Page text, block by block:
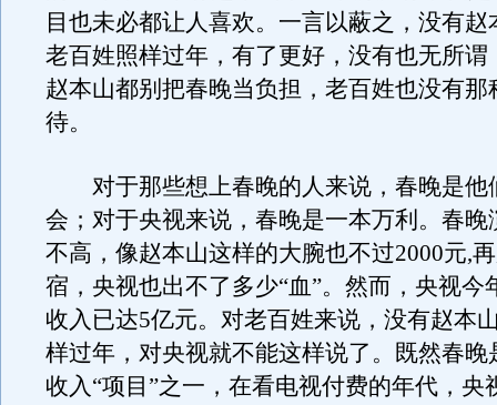
目也未必都让人喜欢。一言以蔽之，没有赵
老百姓照样过年，有了更好，没有也无所谓
赵本山都别把春晚当负担，老百姓也没有那
待。
对于那些想上春晚的人来说，春晚是他
会；对于央视来说，春晚是一本万利。春晚
不高，像赵本山这样的大腕也不过2000元,
宿，央视也出不了多少“血”。然而，央视今
收入已达5亿元。对老百姓来说，没有赵本
样过年，对央视就不能这样说了。既然春晚
收入“项目”之一，在看电视付费的年代，央